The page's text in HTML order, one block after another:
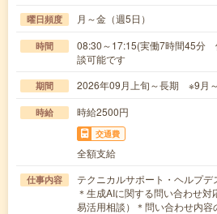
曜日頻度 月～金（週5日）
時間
08:30～17:15(実働7時間45分
談可能です
期間 2026年09月上旬～長期 ※9月
時給 時給2500円
交通費
全額支給
仕事内容
テクニカルサポート・ヘルプデ
＊生成AIに関する問い合わせ
易活用相談）＊問い合わせ内